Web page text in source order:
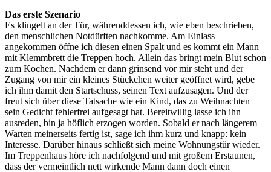
Das erste Szenario
Es klingelt an der Tür, währenddessen ich, wie eben beschrieben,
den menschlichen Notdürften nachkomme. Am Einlass
angekommen öffne ich diesen einen Spalt und es kommt ein Mann
mit Klemmbrett die Treppen hoch. Allein das bringt mein Blut schon
zum Kochen. Nachdem er dann grinsend vor mir steht und der
Zugang von mir ein kleines Stückchen weiter geöffnet wird, gebe
ich ihm damit den Startschuss, seinen Text aufzusagen. Und der
freut sich über diese Tatsache wie ein Kind, das zu Weihnachten
sein Gedicht fehlerfrei aufgesagt hat. Bereitwillig lasse ich ihn
ausreden, bin ja höflich erzogen worden. Sobald er nach längerem
Warten meinerseits fertig ist, sage ich ihm kurz und knapp: kein
Interesse. Darüber hinaus schließt sich meine Wohnungstür wieder.
Im Treppenhaus höre ich nachfolgend und mit großem Erstaunen,
dass der vermeintlich nett wirkende Mann dann doch einen